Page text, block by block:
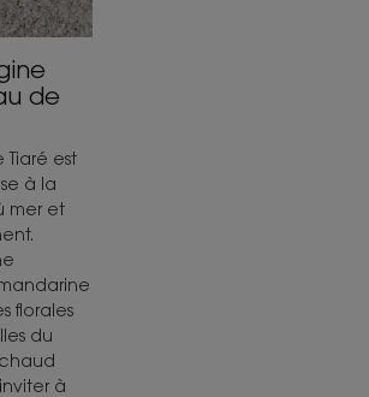
de
Tiaré est
à la
mer et
florales
du
à